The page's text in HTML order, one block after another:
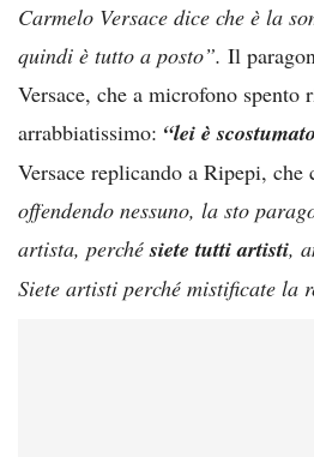
Carmelo Versace dice che è la
quindi è tutto a posto”. Il
Versace, che a microfono spento
arrabbiatissimo: “lei è
Versace replicando a Ripepi, che
offendendo nessuno, la sto
artista, perchésiete tutti artisti,
Siete artisti perché mistificate la